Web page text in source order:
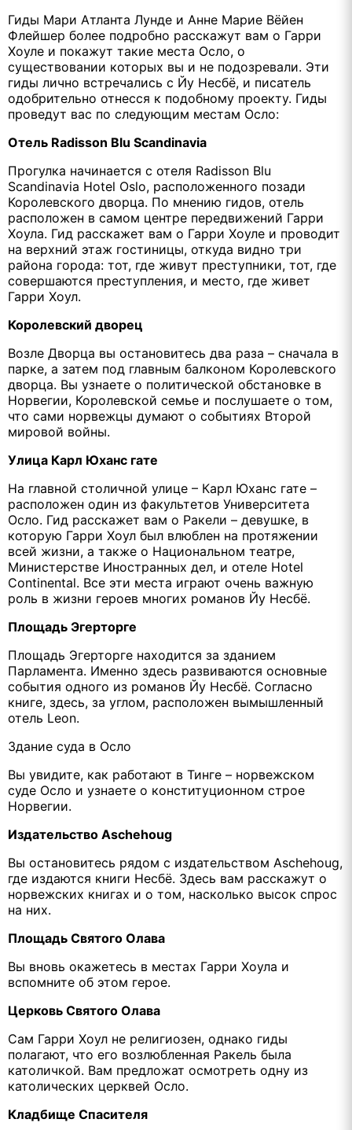
Гиды Мари Атланта Лунде и Анне Марие Вёйен
Флейшер более подробно расскажут вам о Гарри
Хоуле и покажут такие места Осло, о
существовании которых вы и не подозревали. Эти
гиды лично встречались с Йу Несбё, и писатель
одобрительно отнесся к подобному проекту. Гиды
проведут вас по следующим местам Осло:
Отель Radisson Blu Scandinavia
Прогулка начинается с отеля Radisson Blu
Scandinavia Hotel Oslo, расположенного позади
Королевского дворца. По мнению гидов, отель
расположен в самом центре передвижений Гарри
Хоула. Гид расскажет вам о Гарри Хоуле и проводит
на верхний этаж гостиницы, откуда видно три
района города: тот, где живут преступники, тот, где
совершаются преступления, и место, где живет
Гарри Хоул.
Королевский дворец
Возле Дворца вы остановитесь два раза – сначала в
парке, а затем под главным балконом Королевского
дворца. Вы узнаете о политической обстановке в
Норвегии, Королевской семье и послушаете о том,
что сами норвежцы думают о событиях Второй
мировой войны.
Улица Карл Юханс гате
На главной столичной улице – Карл Юханс гате –
расположен один из факультетов Университета
Осло. Гид расскажет вам о Ракели – девушке, в
которую Гарри Хоул был влюблен на протяжении
всей жизни, а также о Национальном театре,
Министерстве Иностранных дел, и отеле Hotel
Continental. Все эти места играют очень важную
роль в жизни героев многих романов Йу Несбё.
Площадь Эгерторге
Площадь Эгерторге находится за зданием
Парламента. Именно здесь развиваются основные
события одного из романов Йу Несбё. Согласно
книге, здесь, за углом, расположен вымышленный
отель Leon.
Здание суда в Осло
Вы увидите, как работают в Тинге – норвежском
суде Осло и узнаете о конституционном строе
Норвегии.
Издательство Aschehoug
Вы остановитесь рядом с издательством Aschehoug,
где издаются книги Несбё. Здесь вам расскажут о
норвежских книгах и о том, насколько высок спрос
на них.
Площадь Святого Олава
Вы вновь окажетесь в местах Гарри Хоула и
вспомните об этом герое.
Церковь Святого Олава
Сам Гарри Хоул не религиозен, однако гиды
полагают, что его возлюбленная Ракель была
католичкой. Вам предложат осмотреть одну из
католических церквей Осло.
Кладбище Спасителя